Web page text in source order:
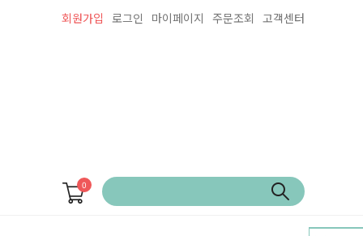
회원가입 로그인 마이페이지 주문조회 고객센터
0